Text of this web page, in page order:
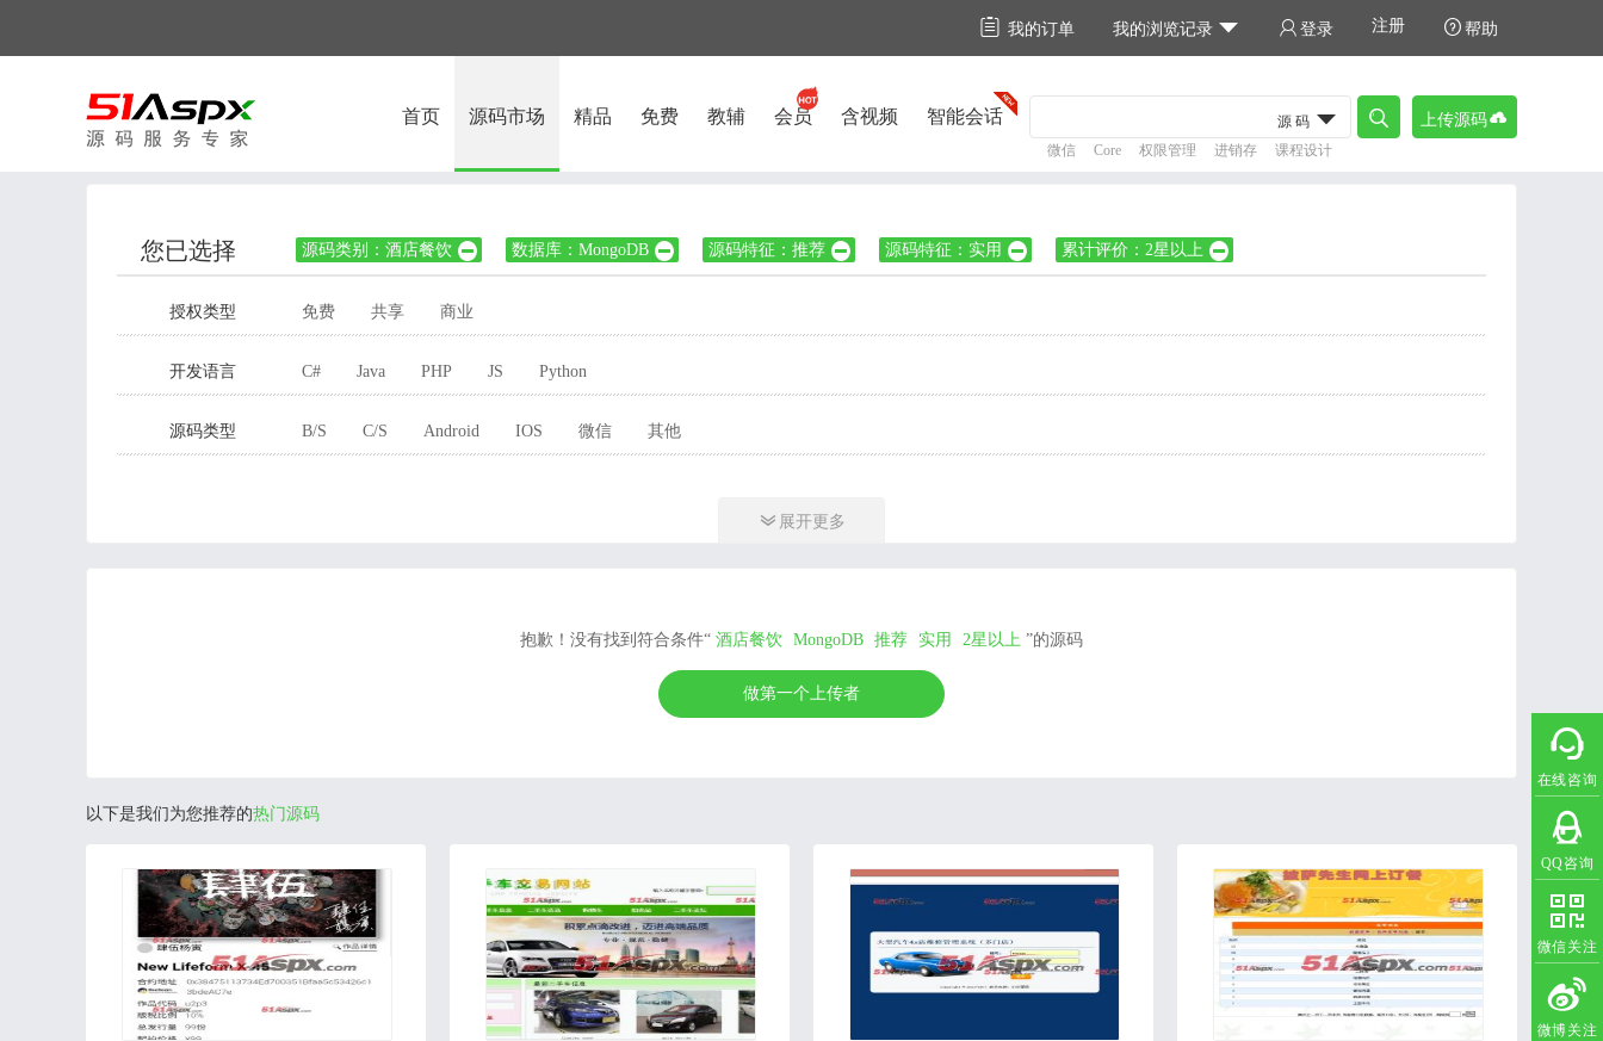
在线咨询
QQ咨询
微信关注
微博关注
 我的订单 我的浏览记录   登录 注册  帮助
首页 源码市场 精品 免费 教辅 会员 含视频 智能会话 
源码 
微信 Core 权限管理 进销存 课程设计
上传源码
您已选择 源码类别：酒店餐饮  数据库：MongoDB  源码特征：推荐  源码特征：实用  累计评价：2星以上 
授权类型 免费 共享 商业
开发语言 C# Java PHP JS Python
源码类型 B/S C/S Android IOS 微信 其他
 展开更多
抱歉！没有找到符合条件“ 酒店餐饮 MongoDB 推荐 实用 2星以上 ”的源码
做第一个上传者
以下是我们为您推荐的热门源码